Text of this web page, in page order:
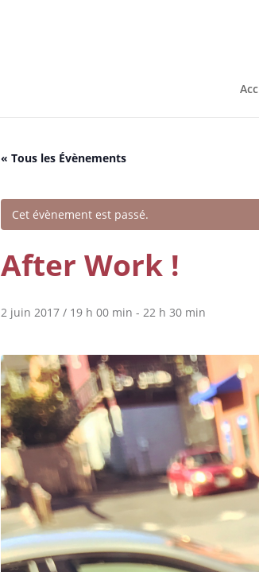
« Tous les Évènements
Cet évènement est passé.
After Work !
2 juin 2017 / 19 h 00 min - 22 h 30 min